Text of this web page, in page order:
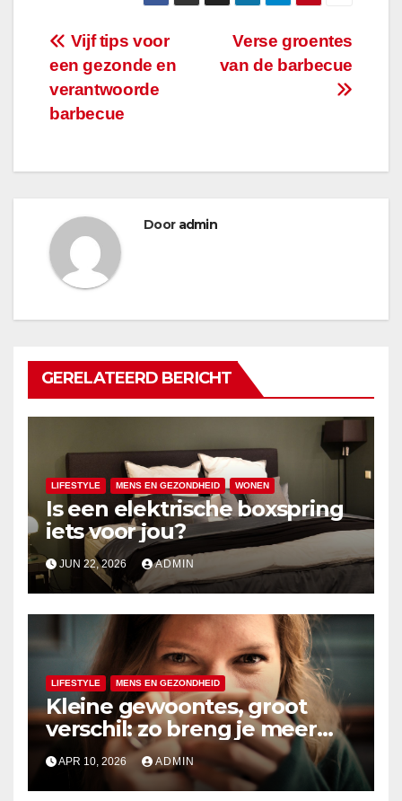
Bericht
navigatie
Verse groentes
van de barbecue
Vijf tips voor
een gezonde en
verantwoorde
barbecue
Door admin
GERELATEERD BERICHT
LIFESTYLE MENS EN GEZONDHEID WONEN
Is een elektrische boxspring
iets voor jou?
JUN 22, 2026 ADMIN
LIFESTYLE MENS EN GEZONDHEID
Kleine gewoontes, groot
verschil: zo breng je meer
rust in je dag
APR 10, 2026 ADMIN